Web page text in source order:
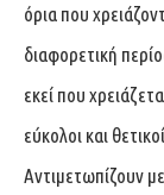
όρια που
διαφορετική
εκεί που
εύκολοι και
Αντιμετωπίζουν